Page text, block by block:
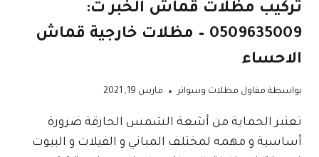
اسعار
المظلات
بالمتر
تركيب مظلات قماش الخبر ت:
0509635009 – مظلات خارجية قماش
الاحساء
بواسطة مقاول مظلات وسواتر مارس 19, 2021
تعتبر الحماية من أشعة الشمس الحارقة ضرورة
أساسية و مهمه لمختلف المباني و الفيلات و البيوت